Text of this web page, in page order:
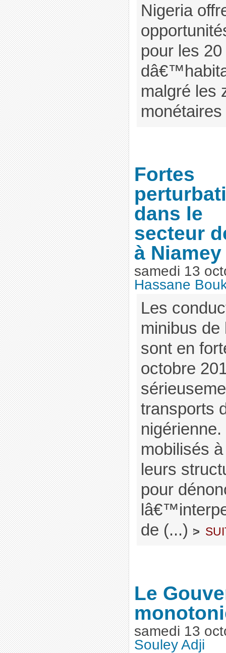
Nigeria
pour les
malgré les
Fortes
dans le
secteur
à Niamey
samedi 13
Hassane
Les
minibus de
sont en
octobre
transports
mobilisés
leurs
pour
de (...) >
Le
samedi 13
Souley Adji